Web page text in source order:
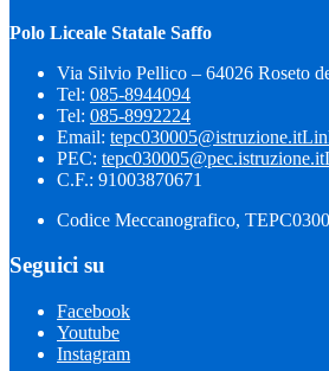
Polo Liceale Statale Saffo
Via Silvio Pellico – 64026 Roseto
Tel: 085-8944094
Tel: 085-8992224
Email: tepc030005@istruzione.it
PEC: tepc030005@pec.istruzione.it
C.F.: 91003870671
Codice Meccanografico,
Seguici su
Facebook
Youtube
Instagram